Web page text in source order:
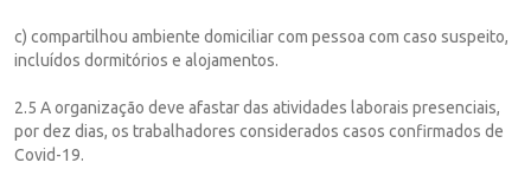
c) compartilhou ambiente domiciliar com pessoa com caso suspeito,
incluídos dormitórios e alojamentos.
2.5 A organização deve afastar das atividades laborais presenciais,
por dez dias, os trabalhadores considerados casos confirmados de
Covid-19.